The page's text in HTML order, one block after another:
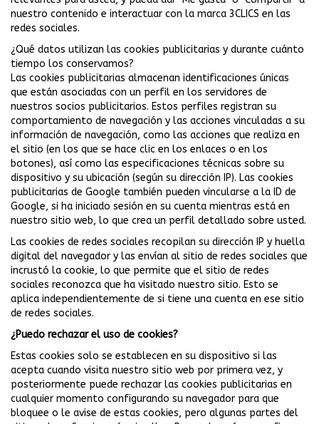
nuestro contenido e interactuar con la marca 3CLICS en las
redes sociales.
¿Qué datos utilizan las cookies publicitarias y durante cuánto
tiempo los conservamos?
Las cookies publicitarias almacenan identificaciones únicas
que están asociadas con un perfil en los servidores de
nuestros socios publicitarios. Estos perfiles registran su
comportamiento de navegación y las acciones vinculadas a su
información de navegación, como las acciones que realiza en
el sitio (en los que se hace clic en los enlaces o en los
botones), así como las especificaciones técnicas sobre su
dispositivo y su ubicación (según su dirección IP). Las cookies
publicitarias de Google también pueden vincularse a la ID de
Google, si ha iniciado sesión en su cuenta mientras está en
nuestro sitio web, lo que crea un perfil detallado sobre usted.
Las cookies de redes sociales recopilan su dirección IP y huella
digital del navegador y las envían al sitio de redes sociales que
incrustó la cookie, lo que permite que el sitio de redes
sociales reconozca que ha visitado nuestro sitio. Esto se
aplica independientemente de si tiene una cuenta en ese sitio
de redes sociales.
¿Puedo rechazar el uso de cookies?
Estas cookies solo se establecen en su dispositivo si las
acepta cuando visita nuestro sitio web por primera vez, y
posteriormente puede rechazar las cookies publicitarias en
cualquier momento configurando su navegador para que
bloquee o le avise de estas cookies, pero algunas partes del